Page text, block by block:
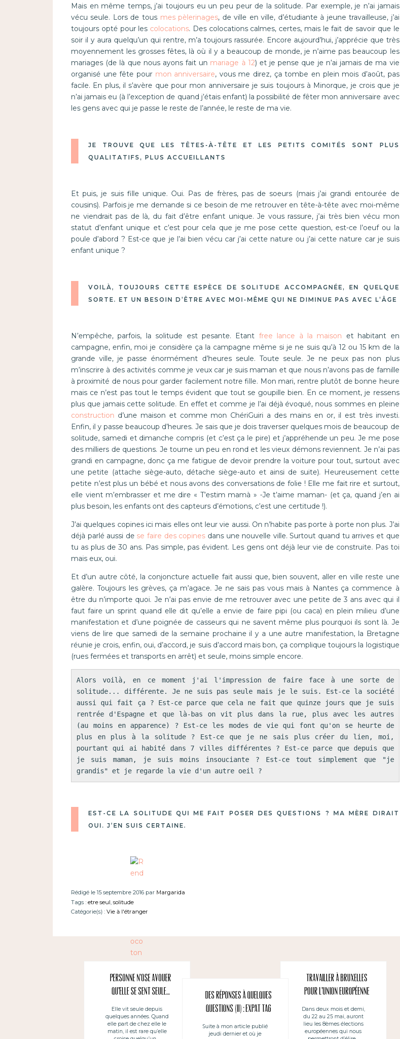
Mais en même temps, j’ai toujours eu un peu peur de la solitude. Par exemple, je n’ai jamais
vécu seule. Lors de tous mes pèlerinages, de ville en ville, d’étudiante à jeune travailleuse, j’ai
toujours opté pour les colocations. Des colocations calmes, certes, mais le fait de savoir que le
soir il y aura quelqu’un qui rentre, m’a toujours rassurée. Encore aujourd’hui, j’apprécie que très
moyennement les grosses fêtes, là où il y a beaucoup de monde, je n’aime pas beaucoup les
mariages (de là que nous ayons fait un mariage à 12) et je pense que je n’ai jamais de ma vie
organisé une fête pour mon anniversaire, vous me direz, ça tombe en plein mois d’août, pas
facile. En plus, il s’avère que pour mon anniversaire je suis toujours à Minorque, je crois que je
n’ai jamais eu (à l’exception de quand j’étais enfant) la possibilité de fêter mon anniversaire avec
les gens avec qui je passe le reste de l’année, le reste de ma vie.
JE TROUVE QUE LES TÊTES-À-TÊTE ET LES PETITS COMITÉS SONT PLUS
QUALITATIFS, PLUS ACCUEILLANTS
Et puis, je suis fille unique. Oui. Pas de frères, pas de soeurs (mais j’ai grandi entourée de
cousins). Parfois je me demande si ce besoin de me retrouver en tête-à-tête avec moi-même
ne viendrait pas de là, du fait d’être enfant unique. Je vous rassure, j’ai très bien vécu mon
statut d’enfant unique et c’est pour cela que je me pose cette question, est-ce l’oeuf ou la
poule d’abord ? Est-ce que je l’ai bien vécu car j’ai cette nature ou j’ai cette nature car je suis
enfant unique ?
VOILÀ, TOUJOURS CETTE ESPÈCE DE SOLITUDE ACCOMPAGNÉE, EN QUELQUE
SORTE. ET UN BESOIN D’ÊTRE AVEC MOI-MÊME QUI NE DIMINUE PAS AVEC L’ÂGE
N’empêche, parfois, la solitude est pesante. Etant free lance à la maison et habitant en
campagne, enfin, moi je considère ça la campagne même si je ne suis qu’à 12 ou 15 km de la
grande ville, je passe énormément d’heures seule. Toute seule. Je ne peux pas non plus
m’inscrire à des activités comme je veux car je suis maman et que nous n’avons pas de famille
à proximité de nous pour garder facilement notre fille. Mon mari, rentre plutôt de bonne heure
mais ce n’est pas tout le temps évident que tout se goupille bien. En ce moment, je ressens
plus que jamais cette solitude. En effet et comme je l’ai déjà évoqué, nous sommes en pleine
construction d’une maison et comme mon ChériGuiri a des mains en or, il est très investi.
Enfin, il y passe beaucoup d’heures. Je sais que je dois traverser quelques mois de beaucoup de
solitude, samedi et dimanche compris (et c’est ça le pire) et j’appréhende un peu. Je me pose
des milliers de questions. Je tourne un peu en rond et les vieux démons reviennent. Je n’ai pas
grandi en campagne, donc ça me fatigue de devoir prendre la voiture pour tout, surtout avec
une petite (attache siège-auto, détache siège-auto et ainsi de suite). Heureusement cette
petite n’est plus un bébé et nous avons des conversations de folie ! Elle me fait rire et surtout,
elle vient m’embrasser et me dire « T’estim mamà » -Je t’aime maman- (et ça, quand j’en ai
plus besoin, les enfants ont des capteurs d’émotions, c’est une certitude !).
J’ai quelques copines ici mais elles ont leur vie aussi. On n’habite pas porte à porte non plus. J’ai
déjà parlé aussi de se faire des copines dans une nouvelle ville. Surtout quand tu arrives et que
tu as plus de 30 ans. Pas simple, pas évident. Les gens ont déjà leur vie de construite. Pas toi
mais eux, oui.
Et d’un autre côté, la conjoncture actuelle fait aussi que, bien souvent, aller en ville reste une
galère. Toujours les grèves, ça m’agace. Je ne sais pas vous mais à Nantes ça commence à
être du n’importe quoi. Je n’ai pas envie de me retrouver avec une petite de 3 ans avec qui il
faut faire un sprint quand elle dit qu’elle a envie de faire pipi (ou caca) en plein milieu d’une
manifestation et d’une poignée de casseurs qui ne savent même plus pourquoi ils sont là. Je
viens de lire que samedi de la semaine prochaine il y a une autre manifestation, la Bretagne
réunie je crois, enfin, oui, d’accord, je suis d’accord mais bon, ça complique toujours la logistique
(rues fermées et transports en arrêt) et seule, moins simple encore.
Alors voilà, en ce moment j'ai l'impression de faire face à une sorte de
solitude... différente. Je ne suis pas seule mais je le suis. Est-ce la société
aussi qui fait ça ? Est-ce parce que cela ne fait que quinze jours que je suis
rentrée d'Espagne et que là-bas on vit plus dans la rue, plus avec les autres
(au moins en apparence) ? Est-ce les modes de vie qui font qu'on se heurte de
plus en plus à la solitude ? Est-ce que je ne sais plus créer du lien, moi,
pourtant qui ai habité dans 7 villes différentes ? Est-ce parce que depuis que
je suis maman, je suis moins insouciante ? Est-ce tout simplement que "je
grandis" et je regarde la vie d'un autre oeil ?
EST-CE LA SOLITUDE QUI ME FAIT POSER DES QUESTIONS ? MA MÈRE DIRAIT
OUI. J’EN SUIS CERTAINE.
Rédigé le 15 septembre 2016 par Margarida
Tags : etre seul, solitude
Catégorie(s) : Vie à l'étranger
Personne n’ose avouer
qu’elle se sent seule…
Elle vit seule depuis
quelques années. Quand
elle part de chez elle le
matin, il est rare qu’elle
Des réponses à quelques
questions (II) : Expat Tag
Suite à mon article publié
jeudi dernier et où je
Travailler à Bruxelles
pour l’Union européenne
Dans deux mois et demi,
du 22 au 25 mai, auront
lieu les 8èmes élections
européennes qui nous